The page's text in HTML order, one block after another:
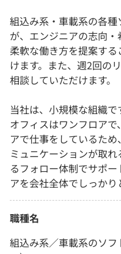
組込み系・車載系の各
が、エンジニアの志向・
柔軟な働き方を提案す
けます。また、週2回の
相談していただけます。
当社は、小規模な組織で
オフィスはワンフロア
アで仕事をしているた
ミュニケーションが取
るフォロー体制でサポ
アを会社全体でしっかり
職種名
組込み系／車載系のソ